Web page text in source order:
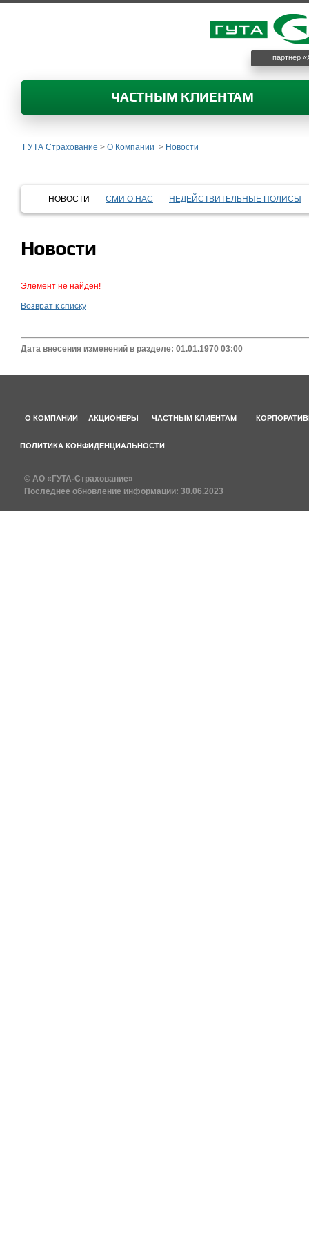
партнер
ЧАСТНЫМ КЛИЕНТАМ
ГУТА Страхование > О Компании > Новости
НОВОСТИ СМИ О НАС НЕДЕЙСТВИТЕЛЬНЫЕ ПОЛИСЫ
Новости
Элемент не найден!
Возврат к списку
Дата внесения изменений в разделе: 01.01.1970 03:00
О КОМПАНИИ АКЦИОНЕРЫ ЧАСТНЫМ КЛИЕНТАМ
ПОЛИТИКА КОНФИДЕНЦИАЛЬНОСТИ
© АО «ГУТА-Страхование»
Последнее обновление информации: 30.06.2023